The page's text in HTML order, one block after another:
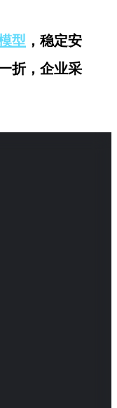
型 ，稳定安
折，企业采